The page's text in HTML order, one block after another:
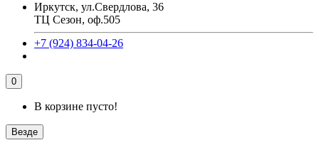
Иркутск, ул.Свердлова, 36
ТЦ Сезон, оф.505
+7 (924) 834-04-26
0
В корзине пусто!
Везде